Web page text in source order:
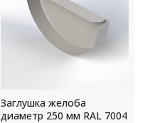
Заглушка желоба
диаметр 250 мм RAL 7004